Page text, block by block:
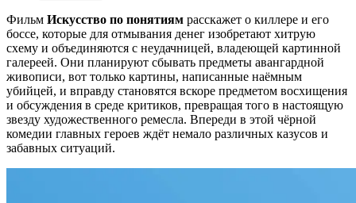
Фильм Искусство по понятиям расскажет о киллере и его
боссе, которые для отмывания денег изобретают хитрую
схему и объединяются с неудачницей, владеющей картинной
галереей. Они планируют сбывать предметы авангардной
живописи, вот только картины, написанные наёмным
убийцей, и вправду становятся вскоре предметом восхищения
и обсуждения в среде критиков, превращая того в настоящую
звезду художественного ремесла. Впереди в этой чёрной
комедии главных героев ждёт немало различных казусов и
забавных ситуаций.